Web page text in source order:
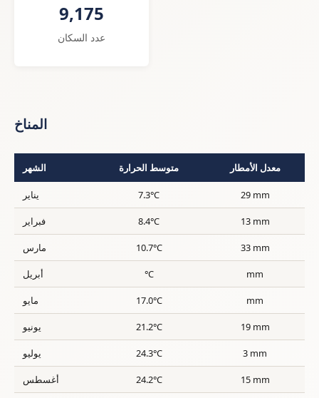
9,175
عدد السكان
المناخ
الشهر متوسط الحرارة معدل الأمطار
يناير 7.3°C 29 mm
فبراير 8.4°C 13 mm
مارس 10.7°C 33 mm
أبريل °C mm
مايو 17.0°C mm
يونيو 21.2°C 19 mm
يوليو 24.3°C 3 mm
أغسطس 24.2°C 15 mm